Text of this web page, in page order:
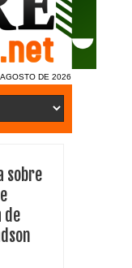
DE 2026
sobre
de